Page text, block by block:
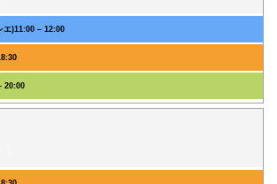
エ)11:00 – 12:00
20:00